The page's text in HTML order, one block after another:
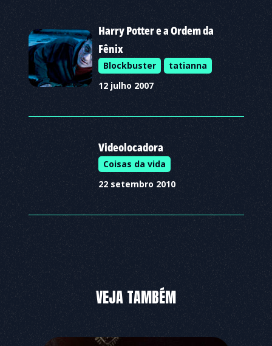
Harry Potter e a Ordem da
Fênix
Blockbuster
tatianna
12 julho 2007
Videolocadora
Coisas da vida
22 setembro 2010
VEJA TAMBÉM